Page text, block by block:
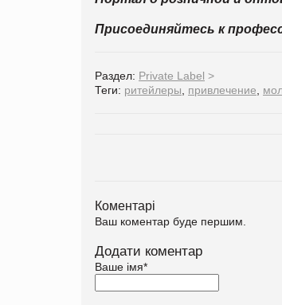
Присоединяйтесь к
Раздел: Private Label >
Теги: ритейлеры привлечение
Коментарі
Ваш коментар буде першим.
Додати коментар
Ваше імя*